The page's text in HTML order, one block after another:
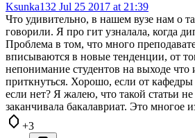
Ksunka132 Jul 25 2017 at 21:39
Что удивительно, в нашем вузе нам о
говорили. Я про гит узналала, когда
Проблема в том, что много
вписываются в новые тенденции, от
непонимание студентов на выходе что
приткнуться. Хорошо, если от
если нет? Я жалею, что такой статьи
заканчивала бакалавриат. Это многое
+3